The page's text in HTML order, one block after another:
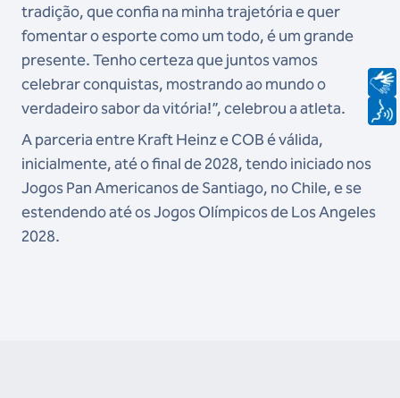
tradição, que confia na minha trajetória e quer
fomentar o esporte como um todo, é um grande
presente. Tenho certeza que juntos vamos
celebrar conquistas, mostrando ao mundo o
verdadeiro sabor da vitória!”, celebrou a atleta.
A parceria entre Kraft Heinz e COB é válida,
inicialmente, até o final de 2028, tendo iniciado nos
Jogos Pan Americanos de Santiago, no Chile, e se
estendendo até os Jogos Olímpicos de Los Angeles
2028.